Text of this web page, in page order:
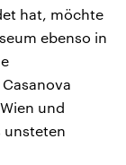
hat, möchte
ebenso in
und
unsteten